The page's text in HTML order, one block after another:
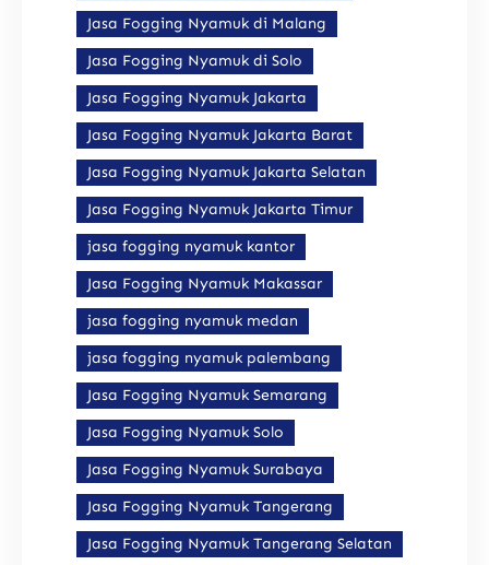
Jasa Fogging Nyamuk di Malang
Jasa Fogging Nyamuk di Solo
Jasa Fogging Nyamuk Jakarta
Jasa Fogging Nyamuk Jakarta Barat
Jasa Fogging Nyamuk Jakarta Selatan
Jasa Fogging Nyamuk Jakarta Timur
jasa fogging nyamuk kantor
Jasa Fogging Nyamuk Makassar
jasa fogging nyamuk medan
jasa fogging nyamuk palembang
Jasa Fogging Nyamuk Semarang
Jasa Fogging Nyamuk Solo
Jasa Fogging Nyamuk Surabaya
Jasa Fogging Nyamuk Tangerang
Jasa Fogging Nyamuk Tangerang Selatan